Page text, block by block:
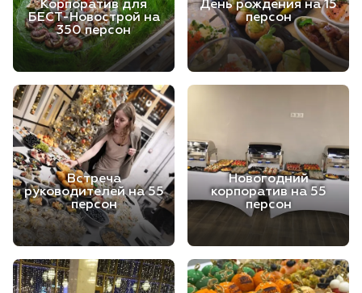
Корпоратив для
БЕСТ-Новострой на
350 персон
День рождения на 15
персон
Встреча
руководителей на 55
персон
Новогодний
корпоратив на 55
персон